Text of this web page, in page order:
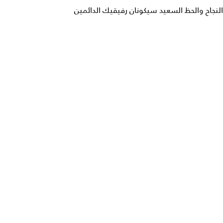
النجاح والحظ السعيد سيكونان رفيقيك الدائمين